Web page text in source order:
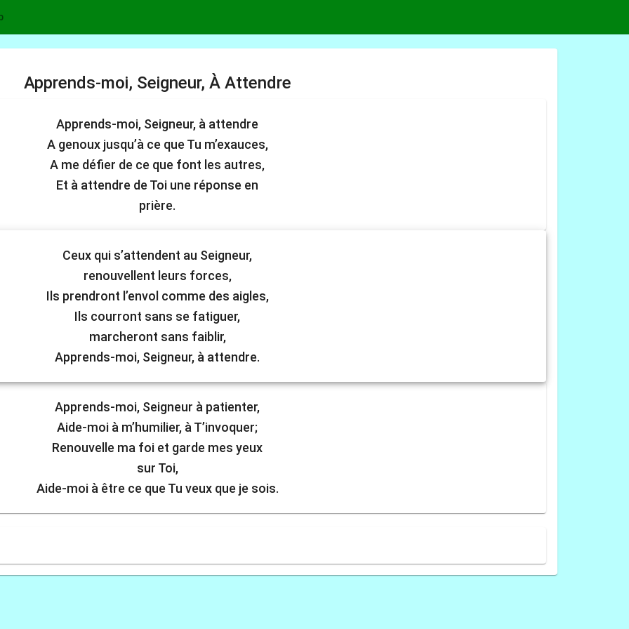
Apprends-moi, Seigneur, À Attendre
Apprends-moi, Seigneur, à attendre
A genoux jusqu’à ce que Tu m’exauces,
A me défier de ce que font les autres,
Et à attendre de Toi une réponse en
prière.
Ceux qui s’attendent au Seigneur,
renouvellent leurs forces,
Ils prendront l’envol comme des aigles,
Ils courront sans se fatiguer,
marcheront sans faiblir,
Apprends-moi, Seigneur, à attendre.
Apprends-moi, Seigneur à patienter,
Aide-moi à m’humilier, à T’invoquer;
Renouvelle ma foi et garde mes yeux
sur Toi,
Aide-moi à être ce que Tu veux que je sois.